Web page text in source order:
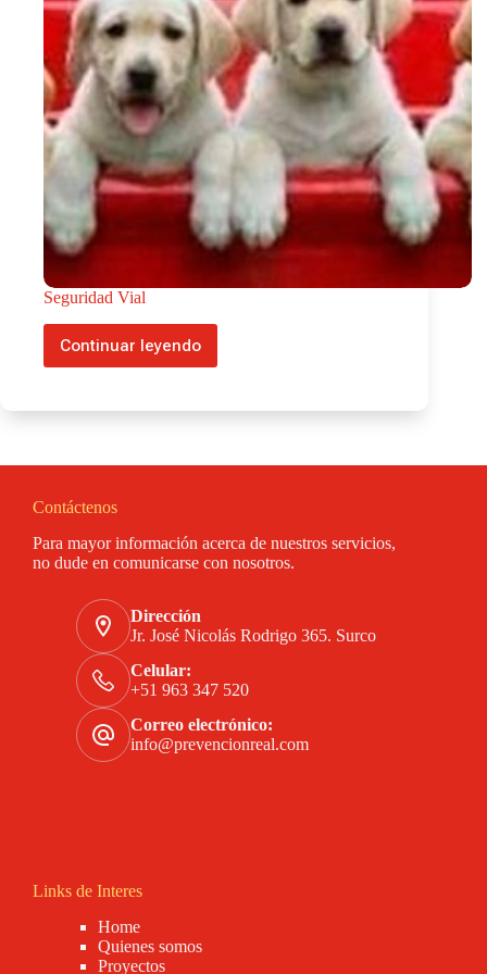
Seguridad Vial
Continuar leyendo
Seguridad
Vial
Contáctenos
Para mayor información acerca de nuestros servicios,
no dude en comunicarse con nosotros.
Dirección
Jr. José Nicolás Rodrigo 365. Surco
Celular:
+51 963 347 520
Correo electrónico:
info@prevencionreal.com
Links de Interes
Home
Quienes somos
Proyectos